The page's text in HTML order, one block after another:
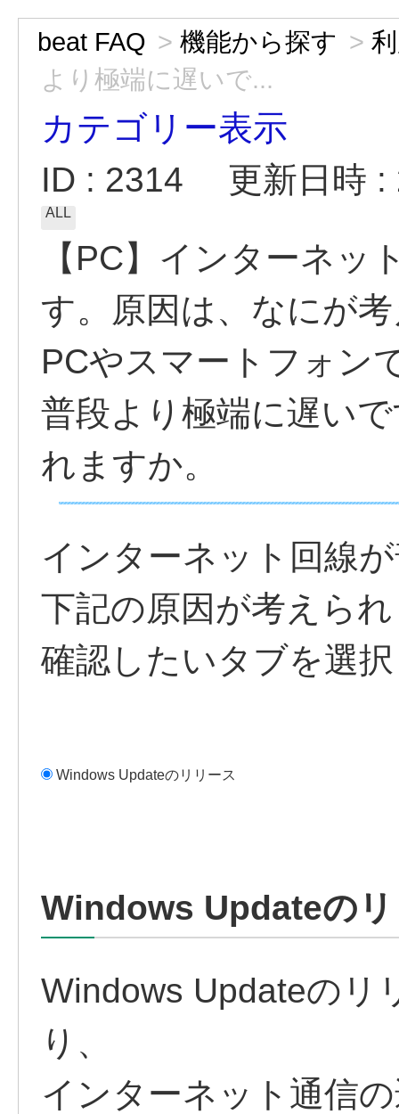
beat FAQ > 機能から探す >
より極端に遅いで...
カテゴリー表示
ID : 2314
更新日時
ALL
【PC】インターネッ
す。原因は、なにが
PCやスマートフォン
普段より極端に遅い
れますか。
インターネット回線
下記の原因が考えら
確認したいタブを選
Windows Updateのリリース
Windows Updateの
Windows Updateのリ
り、
インターネット通信